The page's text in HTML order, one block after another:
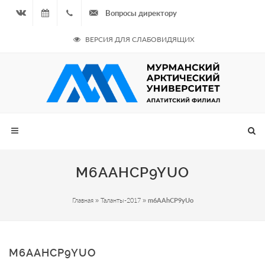
09.08.2026
- Чётная
неделя
964
687
Вопросы директору
ВЕРСИЯ ДЛЯ СЛАБОВИДЯЩИХ
M6AAHCP9YUO
Главная» Таланты-2017» m6AAhCP9yUo
M6AAHCP9YUO